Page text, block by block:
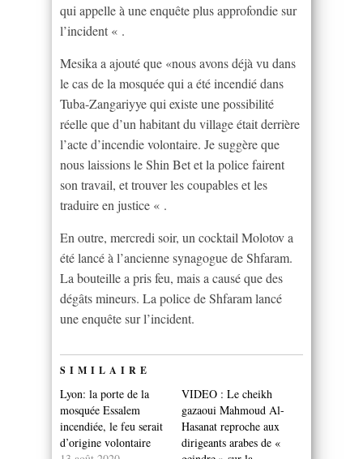
qui appelle à une enquête plus approfondie sur
l’incident « .
Mesika a ajouté que «nous avons déjà vu dans
le cas de la mosquée qui a été incendié dans
Tuba-Zangariyye qui existe une possibilité
réelle que d’un habitant du village était derrière
l’acte d’incendie volontaire. Je suggère que
nous laissions le Shin Bet et la police fairent
son travail, et trouver les coupables et les
traduire en justice « .
En outre, mercredi soir, un cocktail Molotov a
été lancé à l’ancienne synagogue de Shfaram.
La bouteille a pris feu, mais a causé que des
dégâts mineurs. La police de Shfaram lancé
une enquête sur l’incident.
SIMILAIRE
Lyon: la porte de la
mosquée Essalem
incendiée, le feu serait
d’origine volontaire
VIDEO : Le cheikh
gazaoui Mahmoud Al-
Hasanat reproche aux
dirigeants arabes de «